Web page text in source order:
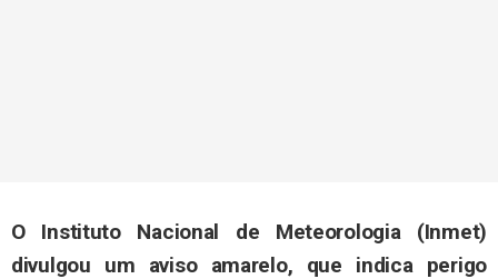
O Instituto Nacional de Meteorologia (Inmet)
divulgou um aviso amarelo, que indica perigo